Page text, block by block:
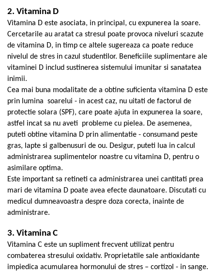
Tratamente unghii
Cosmetice coreene
Beauty of Joseon
PETITFEE
Mary & May
COSRX
BIODANCE
OOTD
Cettua
Haruharu Wonder
Medicube
ARIUL
Dr. Althea
DELLA BORN
Proteine din zer (Whey Protein)
Quercetin
Resveratrol
Scortisoara
Seleniu
Seminte de in
Silimarina
Spirulina
Ulei de cocos
Ulei de peste
Ulei MCT
Vitamina A
Vitamina B
Vitamina C
Vitamina E
Vitamina K
Zinc
2. Vitamina D
Vitamina D este asociata, in principal, cu expunerea la soare.
Cercetarile au aratat ca stresul poate provoca niveluri scazute
de vitamina D, in timp ce altele sugereaza ca poate reduce
nivelul de stres in cazul studentilor. Beneficiile suplimentare ale
vitaminei D includ sustinerea sistemului imunitar si sanatatea
inimii.
Cea mai buna modalitate de a obtine suficienta vitamina D este
prin lumina soarelui - in acest caz, nu uitati de factorul de
protectie solara (SPF), care poate ajuta in expunerea la soare,
astfel incat sa nu aveti probleme cu pielea. De asemenea,
puteti obtine vitamina D prin alimentatie - consumand peste
gras, lapte si galbenusuri de ou. Desigur, puteti lua in calcul
administrarea suplimentelor noastre cu vitamina D, pentru o
asimilare optima.
Este important sa retineti ca administrarea unei cantitati prea
mari de vitamina D poate avea efecte daunatoare. Discutati cu
medicul dumneavoastra despre doza corecta, inainte de
administrare.
3. Vitamina C
Vitamina C este un supliment frecvent utilizat pentru
combaterea stresului oxidativ. Proprietatile sale antioxidante
impiedica acumularea hormonului de stres – cortizol - in sange.